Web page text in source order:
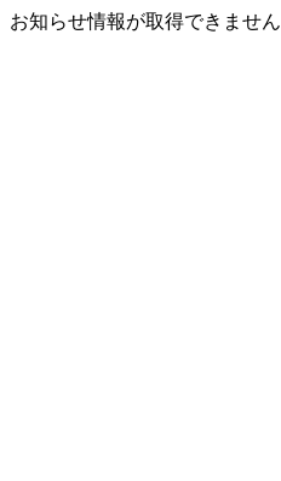
お知らせ情報が取得できません